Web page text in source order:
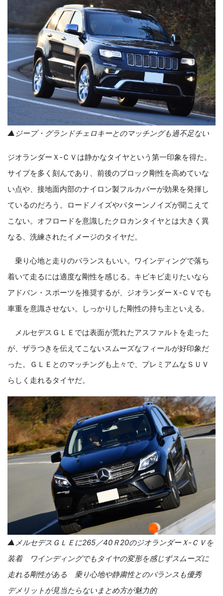
▲ジープ・グランドチェロキーとのマッチングも過不足ない
ジオランダーＸ‐ＣＶは静かなタイヤという第一印象を得た。
サイプを多く刻んであり、前後のブロック剛性を高めていな
い点や、接地面内部のナイロン製フルカバーが効果を発揮し
ているのだろう。ロードノイズやパターンノイズが聞こえて
こない。オフロードを意識したクロカンタイヤとは大きく異
なる、洗練されたイメージのタイヤだ。
乗り心地と走りのバランスもいい。ワインディングで落ち
着いて走るには適度な剛性を感じる。キビキビ走りたいなら
アドバン・スポーツを推奨するが、ジオランダーＸ‐ＣＶでも
車重を意識させない。しっかりした剛性の持ち主といえる。
メルセデスＧＬＥでは表面が荒れたアスファルトを走った
が、ザラつきを伝えてこないスムーズなフィールが好印象だ
った。ＧＬＥとのマッチングも上々で、プレミアムなＳＵＶ
らしく走れるタイヤだ。
▲メルセデスＧＬＥに265／40 Ｒ20のジオランダーＸ‐ＣＶを
装着 ワインディングでもタイヤの変形を感じずスムーズに
走れる剛性がある 乗り心地や静粛性とのバランスも優秀
デメリットが見当たらないまとめ方が魅力的